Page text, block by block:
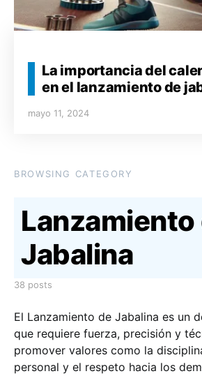
La importancia del
en el lanzamiento de
mayo 11, 2024
BROWSING CATEGORY
Lanzamiento
Jabalina
38 posts
El Lanzamiento de Jabalina es un
que requiere fuerza, precisión y
promover valores como la
personal y el respeto hacia los